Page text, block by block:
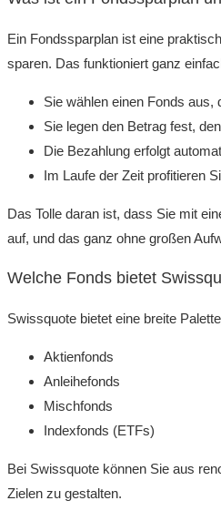
Ein Fondssparplan ist eine
sparen. Das funktioniert ganz
Sie wählen einen Fonds aus,
Sie legen den Betrag fest,
Die Bezahlung erfolgt
Im Laufe der Zeit profitieren
Das Tolle daran ist, dass Sie mit
auf, und das ganz ohne großen
Welche Fonds bietet
Swissquote bietet eine breite
Aktienfonds
Anleihefonds
Mischfonds
Indexfonds (ETFs)
Bei Swissquote können Sie aus
Zielen zu gestalten.